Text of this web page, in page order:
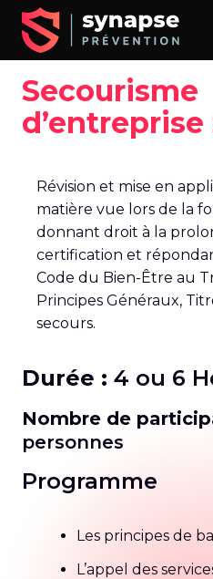
Secourisme
Révision et mise en
matière vue lors de la
donnant droit à la
certification et
Code du Bien-Être au
Principes Généraux,
secours.
Durée : 4 ou 6
Nombre de
personnes
Programme
Les principes de
L’appel des